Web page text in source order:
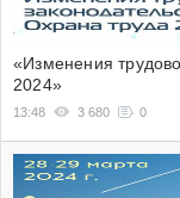
«Изменения
2024»
13:48 3 680 0